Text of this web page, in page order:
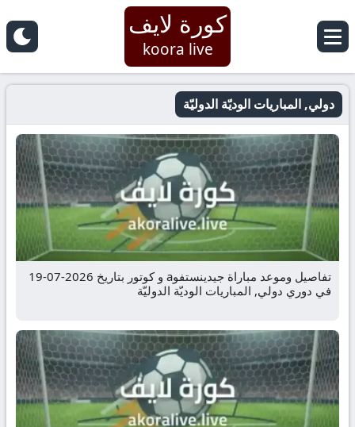
كورة لايف
koora live
دولي, المباريات الوديّة الدوليّة
تفاصيل وموعد مباراة جيدينستفوa و كوتور بتاريخ 2026-07-19
في دوري دولي, المباريات الوديّة الدوليّة